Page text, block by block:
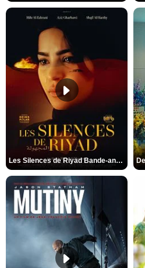
Les Silences de Riyad Bande-annonce VO STFR